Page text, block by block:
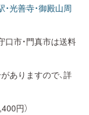
・光善寺・御殿山周
口市・門真市は送料
ありますので、詳
円）